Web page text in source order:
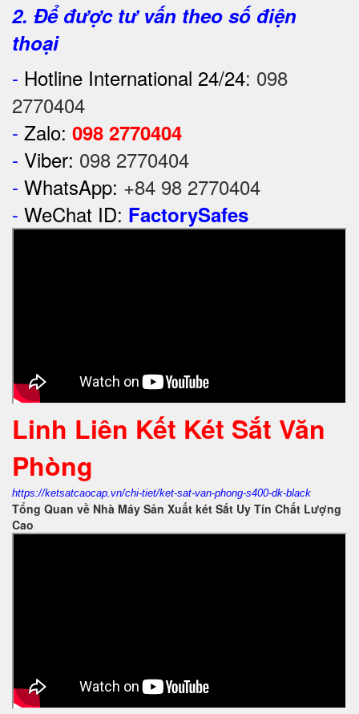
2. Để được tư vấn theo số điện
thoại
- Hotline International 24/24: 098
2770404
- Zalo: 098 2770404
- Viber: 098 2770404
- WhatsApp: +84 98 2770404
- WeChat ID: FactorySafes
Linh Liên Kết Két Sắt Văn
Phòng
https://ketsatcaocap.vn/chi-tiet/ket-sat-van-phong-s400-dk-black
Tổng Quan về Nhà Máy Sản Xuất két Sắt Uy Tín Chất Lượng
Cao